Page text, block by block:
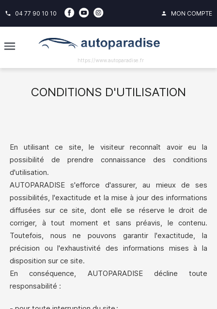
phone 04 77 90 10 10 person MON COMPTE
https://www.autoparadise.fr
CONDITIONS D'UTILISATION
En utilisant ce site, le visiteur reconnaît avoir eu la
possibilité de prendre connaissance des conditions
d'utilisation.
AUTOPARADISE s'efforce d'assurer, au mieux de ses
possibilités, l'exactitude et la mise à jour des informations
diffusées sur ce site, dont elle se réserve le droit de
corriger, à tout moment et sans préavis, le contenu.
Toutefois, nous ne pouvons garantir l'exactitude, la
précision ou l'exhaustivité des informations mises à la
disposition sur ce site.
En conséquence, AUTOPARADISE décline toute
responsabilité :